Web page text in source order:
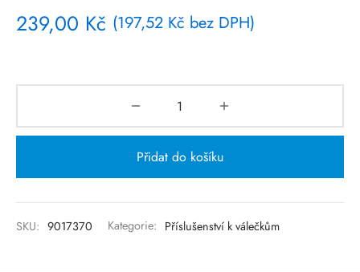
239,00 Kč (197,52 Kč bez DPH)
Přidat do košíku
SKU: 9017370 Kategorie: Příslušenství k válečkům